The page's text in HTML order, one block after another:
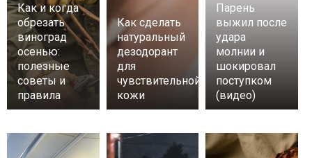
Как и когда
обрезать
виноград
осенью:
полезные
советы и
правила
Как сделать
натуральный
дезодорант
для
чувствительной
кожи
Парень
выжил после
удара
молнии и
шокировал
поступком
(видео)